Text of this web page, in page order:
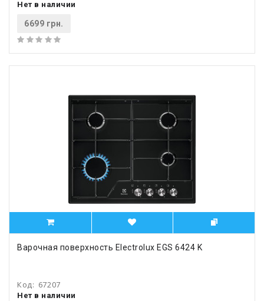
Нет в наличии
6699 грн.
Варочная поверхность Electrolux EGS 6424 K
Код: 67207
Нет в наличии